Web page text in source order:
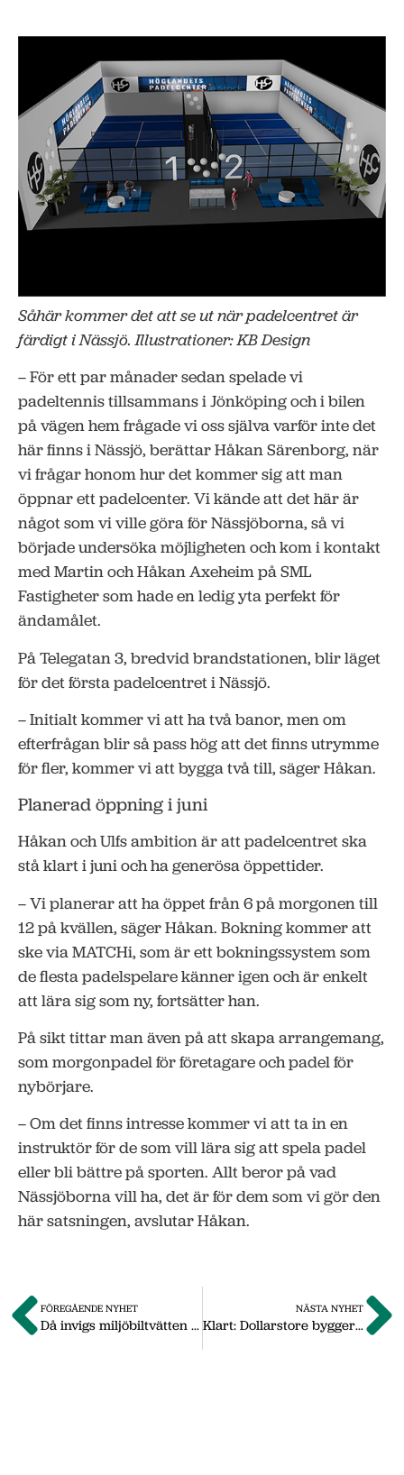
Såhär kommer det att se ut när padelcentret är
färdigt i Nässjö. Illustrationer: KB Design
– För ett par månader sedan spelade vi
padeltennis tillsammans i Jönköping och i bilen
på vägen hem frågade vi oss själva varför inte det
här finns i Nässjö, berättar Håkan Särenborg, när
vi frågar honom hur det kommer sig att man
öppnar ett padelcenter. Vi kände att det här är
något som vi ville göra för Nässjöborna, så vi
började undersöka möjligheten och kom i kontakt
med Martin och Håkan Axeheim på SML
Fastigheter som hade en ledig yta perfekt för
ändamålet.
På Telegatan 3, bredvid brandstationen, blir läget
för det första padelcentret i Nässjö.
– Initialt kommer vi att ha två banor, men om
efterfrågan blir så pass hög att det finns utrymme
för fler, kommer vi att bygga två till, säger Håkan.
Planerad öppning i juni
Håkan och Ulfs ambition är att padelcentret ska
stå klart i juni och ha generösa öppettider.
– Vi planerar att ha öppet från 6 på morgonen till
12 på kvällen, säger Håkan. Bokning kommer att
ske via MATCHi, som är ett bokningssystem som
de flesta padelspelare känner igen och är enkelt
att lära sig som ny, fortsätter han.
På sikt tittar man även på att skapa arrangemang,
som morgonpadel för företagare och padel för
nybörjare.
– Om det finns intresse kommer vi att ta in en
instruktör för de som vill lära sig att spela padel
eller bli bättre på sporten. Allt beror på vad
Nässjöborna vill ha, det är för dem som vi gör den
här satsningen, avslutar Håkan.
FÖREGÅENDE NYHET
Då invigs miljöbiltvätten i Nässjö
NÄSTA NYHET
Klart: Dollarstore bygger i Nässjö – planerar att öppna i november